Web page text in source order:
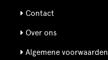
Contact
Over ons
Algemene voorwaarden